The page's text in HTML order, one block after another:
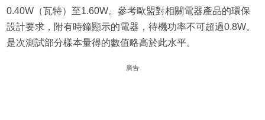
0.40W（瓦特）至1.60W。參考歐盟對相關電器產品的環保
設計要求，附有時鐘顯示的電器，待機功率不可超過0.8W。
是次測試部分樣本量得的數值略高於此水平。
廣告